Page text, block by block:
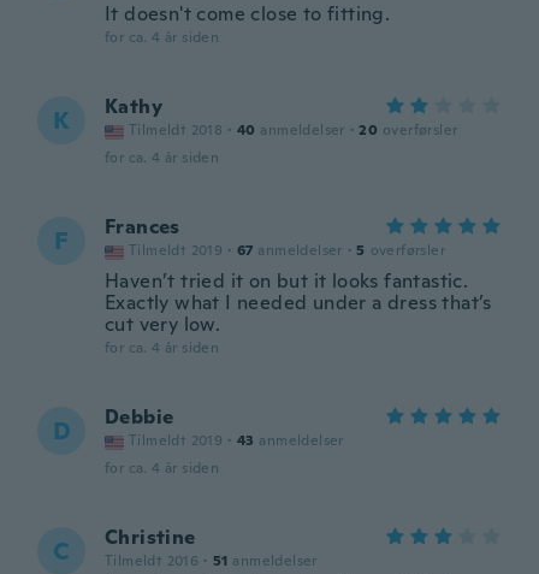
It doesn't come close to fitting.
for ca. 4 år siden
K Kathy
Tilmeldt 2018 · 40 anmeldelser · 20 overførsler
for ca. 4 år siden
F Frances
Tilmeldt 2019 · 67 anmeldelser · 5 overførsler
Haven’t tried it on but it looks fantastic.
Exactly what I needed under a dress that’s
cut very low.
for ca. 4 år siden
D Debbie
Tilmeldt 2019 · 43 anmeldelser
for ca. 4 år siden
C Christine
Tilmeldt 2016 · 51 anmeldelser